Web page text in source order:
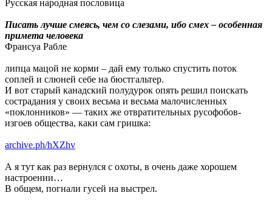
Русская народная пословица
Писать лучше смеясь, чем со слезами, ибо смех – особенная
примета человека
Франсуа Рабле
липца мацой не корми – дай ему только спустить поток
соплей и слюней себе на бюстгальтер.
И вот старый канадский полудурок опять решил поискать
сострадания у своих весьма и весьма малочисленных
«поклонников» — таких же отвратительных русофобов-
изгоев общества, каки сам гришка:
archive.ph/hXZhv
А я тут как раз вернулся с охоты, в очень даже хорошем
настроении…
В общем, погнали гусей на выстрел.